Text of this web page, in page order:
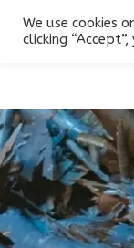
Produits
We use cookies
clicking